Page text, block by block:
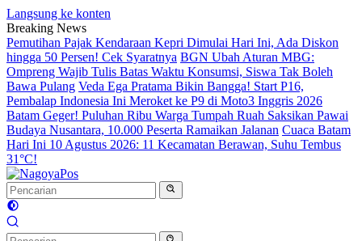
Langsung ke konten
Breaking News
Pemutihan Pajak Kendaraan Kepri Dimulai Hari Ini, Ada Diskon
hingga 50 Persen! Cek Syaratnya BGN Ubah Aturan MBG:
Ompreng Wajib Tulis Batas Waktu Konsumsi, Siswa Tak Boleh
Bawa Pulang Veda Ega Pratama Bikin Bangga! Start P16,
Pembalap Indonesia Ini Meroket ke P9 di Moto3 Inggris 2026
Batam Geger! Puluhan Ribu Warga Tumpah Ruah Saksikan Pawai
Budaya Nusantara, 10.000 Peserta Ramaikan Jalanan Cuaca Batam
Hari Ini 10 Agustus 2026: 11 Kecamatan Berawan, Suhu Tembus
31°C!